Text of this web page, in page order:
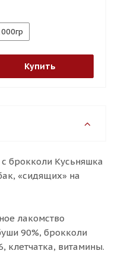
Купить
брокколи Кусьняшка
«сидящих» на
лакомство
90%, брокколи
клетчатка, витамины.